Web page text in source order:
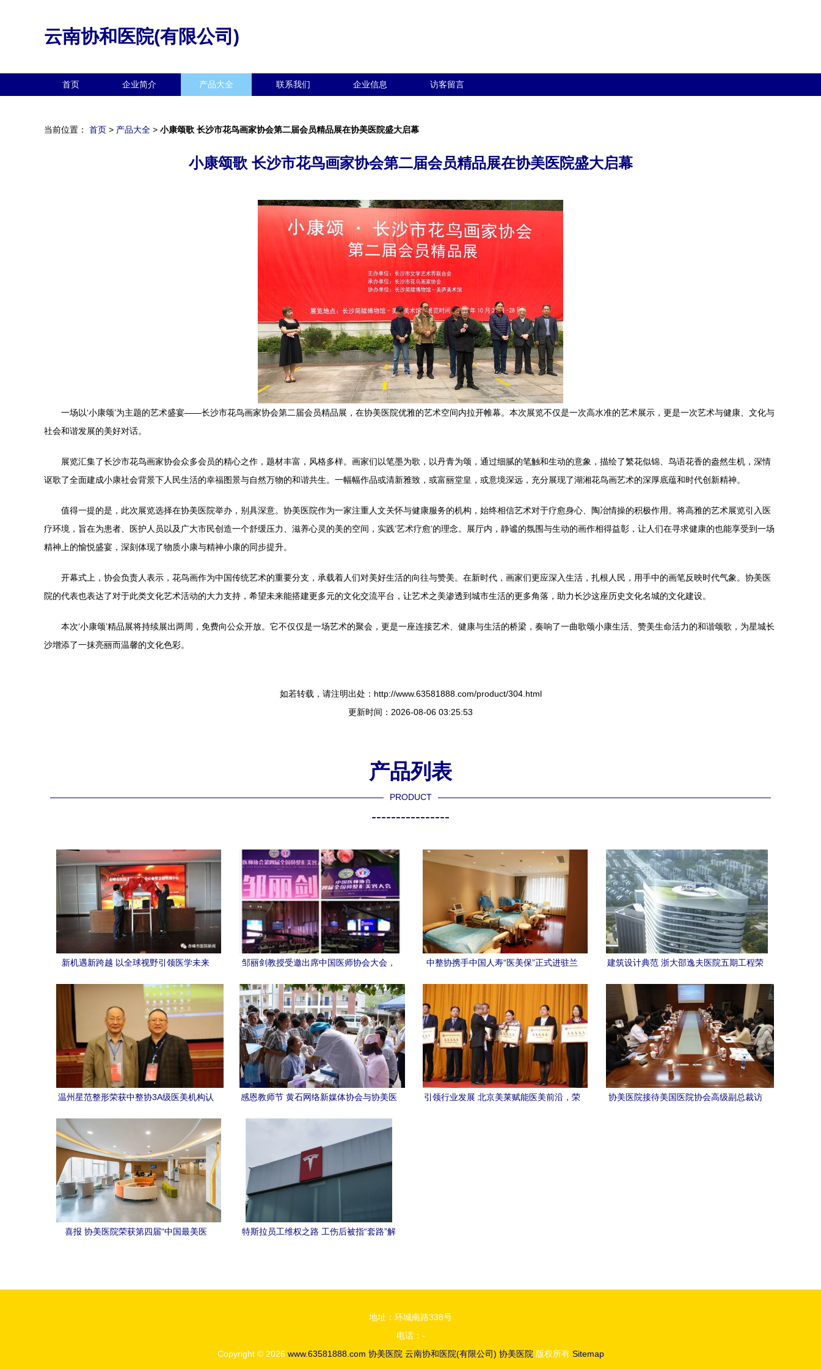
云南协和医院(有限公司)
首页 企业简介 产品大全 联系我们 企业信息 访客留言
当前位置： 首页 > 产品大全 > 小康颂歌 长沙市花鸟画家协会第二届会员精品展在协美医院盛大启幕
小康颂歌 长沙市花鸟画家协会第二届会员精品展在协美医院盛大启幕
一场以‘小康颂’为主题的艺术盛宴——长沙市花鸟画家协会第二届会员精品展，在协美医院优雅的艺术空间内拉开帷幕。本次展览不仅是一次高水准的艺术展示，更是一次艺术与健康、文化与
社会和谐发展的美好对话。
展览汇集了长沙市花鸟画家协会众多会员的精心之作，题材丰富，风格多样。画家们以笔墨为歌，以丹青为颂，通过细腻的笔触和生动的意象，描绘了繁花似锦、鸟语花香的盎然生机，深情
讴歌了全面建成小康社会背景下人民生活的幸福图景与自然万物的和谐共生。一幅幅作品或清新雅致，或富丽堂皇，或意境深远，充分展现了湖湘花鸟画艺术的深厚底蕴和时代创新精神。
值得一提的是，此次展览选择在协美医院举办，别具深意。协美医院作为一家注重人文关怀与健康服务的机构，始终相信艺术对于疗愈身心、陶冶情操的积极作用。将高雅的艺术展览引入医
疗环境，旨在为患者、医护人员以及广大市民创造一个舒缓压力、滋养心灵的美的空间，实践‘艺术疗愈’的理念。展厅内，静谧的氛围与生动的画作相得益彰，让人们在寻求健康的也能享受到一场
精神上的愉悦盛宴，深刻体现了物质小康与精神小康的同步提升。
开幕式上，协会负责人表示，花鸟画作为中国传统艺术的重要分支，承载着人们对美好生活的向往与赞美。在新时代，画家们更应深入生活，扎根人民，用手中的画笔反映时代气象。协美医
院的代表也表达了对于此类文化艺术活动的大力支持，希望未来能搭建更多元的文化交流平台，让艺术之美渗透到城市生活的更多角落，助力长沙这座历史文化名城的文化建设。
本次‘小康颂’精品展将持续展出两周，免费向公众开放。它不仅仅是一场艺术的聚会，更是一座连接艺术、健康与生活的桥梁，奏响了一曲歌颂小康生活、赞美生命活力的和谐颂歌，为星城长
沙增添了一抹亮丽而温馨的文化色彩。
如若转载，请注明出处：http://www.63581888.com/product/304.html
更新时间：2026-08-06 03:25:53
产品列表
PRODUCT
----------------
新机遇新跨越 以全球视野引领医学未来
管急救培训中心正式挂牌
邹丽剑教授受邀出席中国医师协会大会，
中整协携手中国人寿“医美保”正式进驻兰
建筑设计典范 浙大邵逸夫医院五期工程荣
温州星范整形荣获中整协3A级医美机构认
感恩教师节 黄石网络新媒体协会与协美医
引领行业发展 北京美莱赋能医美前沿，荣
协美医院接待美国医院协会高级副总裁访
喜报 协美医院荣获第四届“中国最美医
特斯拉员工维权之路 工伤后被指“套路”解
地址：环城南路338号
电话：-
Copyright © 2026 www.63581888.com 协美医院 云南协和医院(有限公司) 协美医院 版权所有 Sitemap